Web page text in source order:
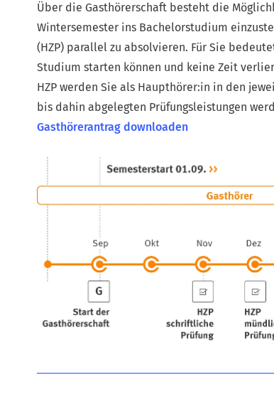
Über die Gasthörerschaft besteht die
Wintersemester ins Bachelorstudium
(HZP) parallel zu absolvieren. Für Sie
Studium starten können und keine Zeit
HZP werden Sie als Haupthörer:in in den
bis dahin abgelegten Prüfungsleistungen
Gasthörerantrag downloaden